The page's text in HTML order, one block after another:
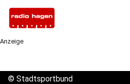
Anzeige
© Stadtsportbund